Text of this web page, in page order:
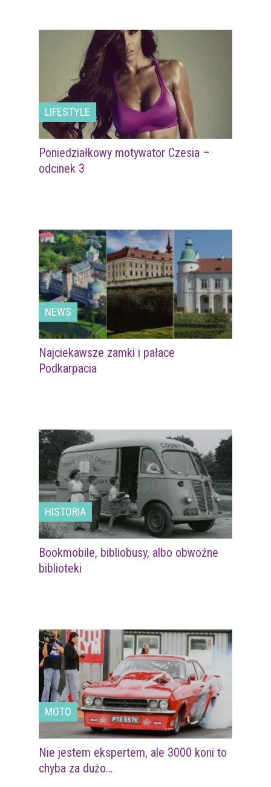
LIFESTYLE
Poniedziałkowy motywator Czesia –
odcinek 3
NEWS
Najciekawsze zamki i pałace
Podkarpacia
HISTORIA
Bookmobile, bibliobusy, albo obwoźne
biblioteki
MOTO
Nie jestem ekspertem, ale 3000 koni to
chyba za dużo…